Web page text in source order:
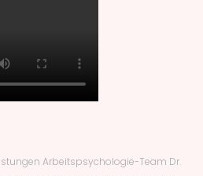
Arbeitspsychologie-Team Dr.